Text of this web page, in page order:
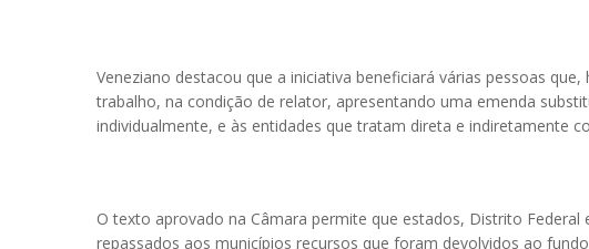
Veneziano destacou que a iniciativa beneficiará várias pessoas
trabalho, na condição de relator, apresentando uma emenda
individualmente, e às entidades que tratam direta e indiretamente
O texto aprovado na Câmara permite que estados, Distrito
repassados aos municípios recursos que foram devolvidos ao